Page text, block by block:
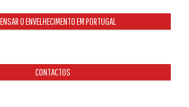
O ENVELHECIMENTO EM PORTUGAL
CONTACTOS